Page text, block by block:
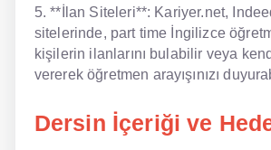
5. **İlan Siteleri**: Kariyer.net,
sitelerinde, part time İngilizce
kişilerin ilanlarını bulabilir veya
vererek öğretmen arayışınızı
Dersin İçeriği ve